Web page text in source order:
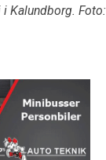
Kalundborg. Foto: